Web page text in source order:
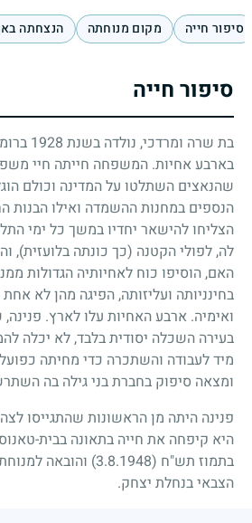
סיפור חייה מקום מנוחתה הנצחתה
סיפור חייה
בת שרה ומרדכי, נולדה בשנת 1928
בארבע אחיות. המשפחה חייתה חיי
שהנאצים השתלטו על המדינה וכולם
הנספים במחנות ההשמדה ואילו הבנות
הצליחו להישאר יחדיו במשך כל ימי
לה, לפולי הקטנה (כך כונתה בלועזית),
האם, הוסיפו כוח לאחיותיה הגדולות
בחינניותה ועליזותה, הפיגה מהן לא
ואימיה. ארבע האחיות עלו לארץ.
בעירה השכלה יסודית בלבד, לא יכלה
מיד לעבודה והשתכרה כדי מחיתה
ומצאה סיפוק בחברת בני גילה בה
פנינה היתה מן הראשונות שהתגייסו
היא קיפחה את חייה בתאונה בבית-
בתמוז תש"ח (3.8.1948)
והובאה
הצבאי בנחלת יצחק.